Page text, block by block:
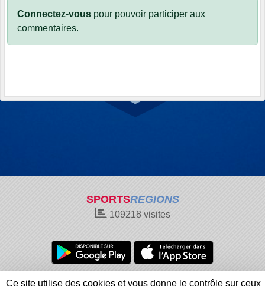
Connectez-vous pour pouvoir participer aux
commentaires.
SPORTSREGIONS
109218 visites
Charte cookies Gestion des cookies
Ce site utilise des cookies et vous donne le contrôle sur ceux